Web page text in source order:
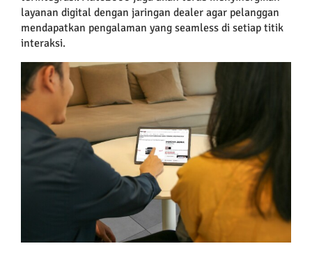
layanan digital dengan jaringan dealer agar pelanggan
mendapatkan pengalaman yang seamless di setiap titik
interaksi.